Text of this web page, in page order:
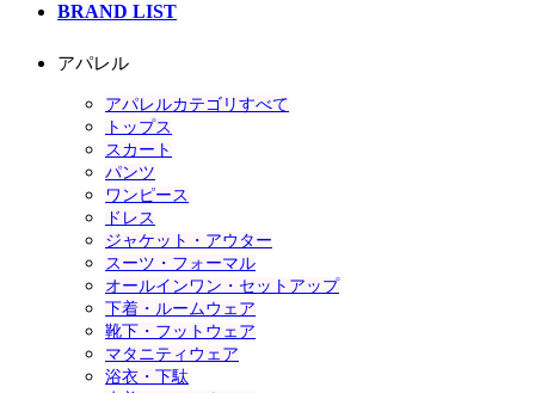
BRAND LIST
アパレル
アパレルカテゴリすべて
トップス
スカート
パンツ
ワンピース
ドレス
ジャケット・アウター
スーツ・フォーマル
オールインワン・セットアップ
下着・ルームウェア
靴下・フットウェア
マタニティウェア
浴衣・下駄